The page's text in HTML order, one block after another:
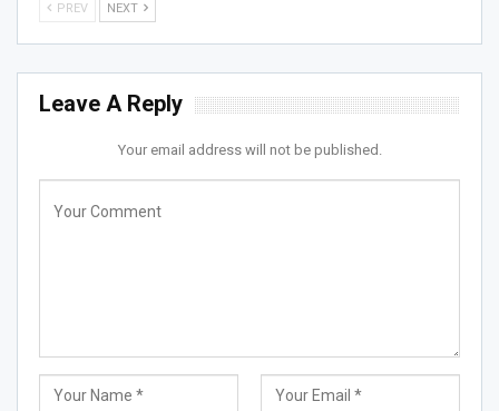
PREV NEXT
Leave A Reply
Your email address will not be published.